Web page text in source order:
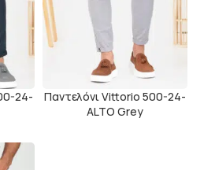
24-
Παντελόνι Vittorio 500-24-
ALTO Grey